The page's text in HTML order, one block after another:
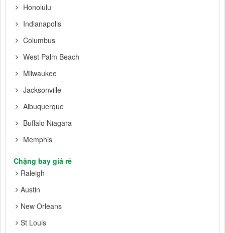
Honolulu
Indianapolis
Columbus
West Palm Beach
Milwaukee
Jacksonville
Albuquerque
Buffalo Niagara
Memphis
Chặng bay giá rẻ
Raleigh
Austin
New Orleans
St Louis